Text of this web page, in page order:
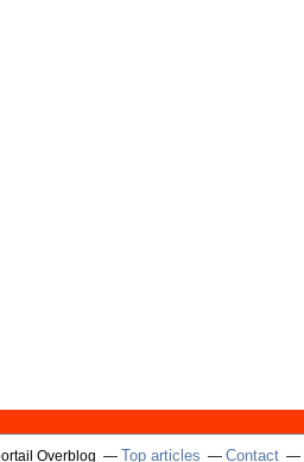
Overblog Top articles Contact